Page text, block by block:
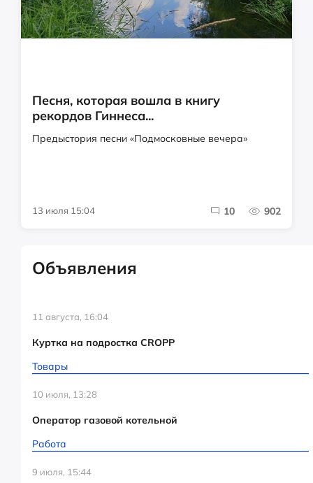
Песня, которая вошла в книгу
рекордов Гиннеса...
Предыстория песни «Подмосковные вечера»
13 июля 15:04 10 902
Объявления
11 августа, 16:04
Куртка на подростка CROPP
Товары
10 июля, 13:28
Оператор газовой котельной
Работа
9 июля, 15:44